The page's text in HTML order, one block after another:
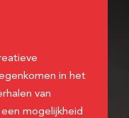
in het
van
mogelijkheid